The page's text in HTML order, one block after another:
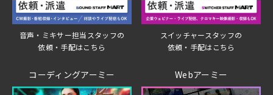
音声・ミキサー担当スタッフの
依頼・手配はこちら
スイッチャースタッフの
依頼・手配はこちら
コーディングアーミー Webアーミー